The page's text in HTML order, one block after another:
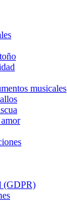
musicales
(GDPR)